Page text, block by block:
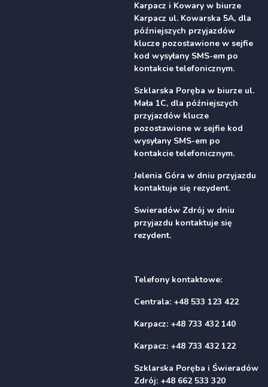
Karpacz i Kowary w biurze
Karpacz ul. Kowarska 5A, dla
późniejszych przyjazdów
klucze pozostawione w sejfie
kod wysyłany SMS-em po
kontakcie telefonicznym.
Szklarska Poręba w biurze ul.
Mała 1C, dla późniejszych
przyjazdów klucze
pozostawione w sejfie kod
wysyłany SMS-em po
kontakcie telefonicznym.
Jelenia Góra w dniu przyjazdu
kontaktuje się rezydent.
Swieradów Zdrój w dniu
przyjazdu kontaktuje się
rezydent.
Telefony kontaktowe:
Centrala: +48 533 123 422
Karpacz: +48 733 432 140
Karpacz: +48 733 432 122
Szklarska Poręba i Świeradów
Zdrój: +48 662 533 320